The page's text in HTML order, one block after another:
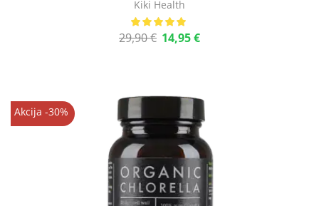
Kiki Health
29,90€ 14,95€
Akcija -30%